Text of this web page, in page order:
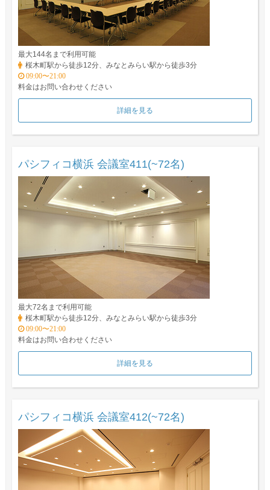
最大144名まで利用可能
桜木町駅から徒歩12分、みなとみらい駅から徒歩3分
09:00〜21:00
料金はお問い合わせください
詳細を見る
パシフィコ横浜 会議室411(~72名)
最大72名まで利用可能
桜木町駅から徒歩12分、みなとみらい駅から徒歩3分
09:00〜21:00
料金はお問い合わせください
詳細を見る
パシフィコ横浜 会議室412(~72名)